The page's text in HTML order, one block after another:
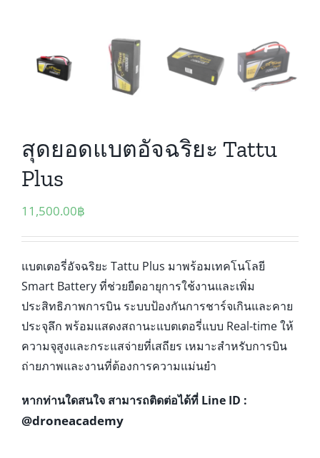
สุดยอดแบตอัจฉริยะ Tattu
Plus
11,500.00฿
แบตเตอรี่อัจฉริยะ Tattu Plus มาพร้อมเทคโนโลยี
Smart Battery ที่ช่วยยืดอายุการใช้งานและเพิ่ม
ประสิทธิภาพการบิน ระบบป้องกันการชาร์จเกินและคาย
ประจุลึก พร้อมแสดงสถานะแบตเตอรี่แบบ Real-time ให้
ความจุสูงและกระแสจ่ายที่เสถียร เหมาะสำหรับการบิน
ถ่ายภาพและงานที่ต้องการความแม่นยำ
หากท่านใดสนใจ สามารถติดต่อได้ที่ Line ID :
@droneacademy